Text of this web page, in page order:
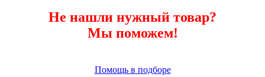
Не нашли нужный товар?
Мы поможем!
Помощь в подборе